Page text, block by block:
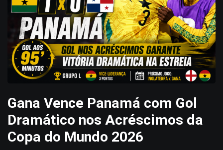
Gana Vence Panamá com Gol
Dramático nos Acréscimos da
Copa do Mundo 2026